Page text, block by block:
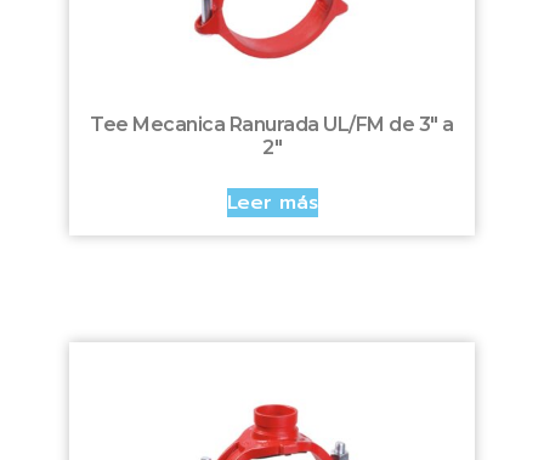
Tee Mecanica Ranurada UL/FM de 3″ a
2″
Leer más